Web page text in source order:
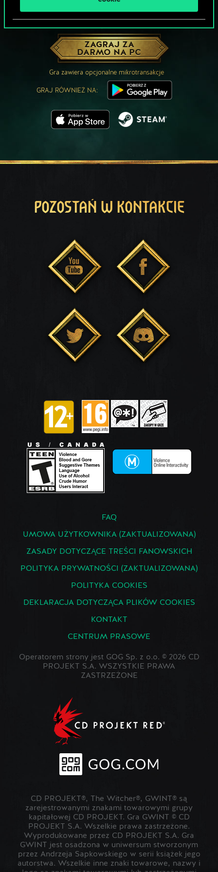
ZAGRAJ ZA
DARMO NA PC
Gra zawiera opcjonalne mikrotransakcje
GRAJ RÓWNIEŻ NA:
POZOSTAŃ W KONTAKCIE
FAQ
UMOWA UŻYTKOWNIKA (ZAKTUALIZOWANA)
ZASADY DOTYCZĄCE TREŚCI FANOWSKICH
POLITYKA PRYWATNOŚCI (ZAKTUALIZOWANA)
POLITYKA COOKIES
DEKLARACJA DOTYCZĄCA PLIKÓW COOKIES
KONTAKT
CENTRUM PRASOWE
Operatorem strony jest GOG Sp. z o.o. © 2026 CD
PROJEKT S.A. WSZYSTKIE PRAWA
ZASTRZEŻONE
CD PROJEKT®, The Witcher®, GWINT® są
zarejestrowanymi znakami towarowymi grupy
kapitałowej CD PROJEKT. Gra GWINT © CD
PROJEKT S.A. Wszelkie prawa zastrzeżone.
Wyprodukowane przez CD PROJEKT S.A. Gra
GWINT jest osadzona w uniwersum stworzonym
przez Andrzeja Sapkowskiego w serii książek jego
autorstwa. Wszelkie inne znaki towarowe, nazwy i